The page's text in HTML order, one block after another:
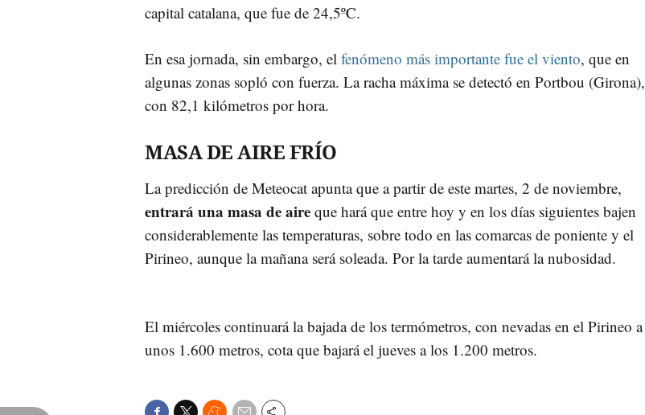
capital catalana, que fue de 24,5ºC.
En esa jornada, sin embargo, el fenómeno más importante fue el viento, que en
algunas zonas sopló con fuerza. La racha máxima se detectó en Portbou (Girona),
con 82,1 kilómetros por hora.
MASA DE AIRE FRÍO
La predicción de Meteocat apunta que a partir de este martes, 2 de noviembre,
entrará una masa de aire que hará que entre hoy y en los días siguientes bajen
considerablemente las temperaturas, sobre todo en las comarcas de poniente y el
Pirineo, aunque la mañana será soleada. Por la tarde aumentará la nubosidad.
El miércoles continuará la bajada de los termómetros, con nevadas en el Pirineo a
unos 1.600 metros, cota que bajará el jueves a los 1.200 metros.